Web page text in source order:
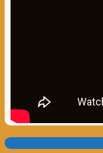
Translate: